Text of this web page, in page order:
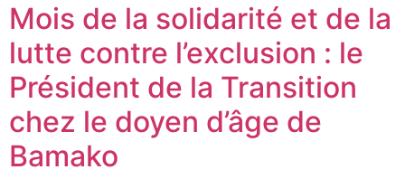
Mois de la solidarité et de la
lutte contre l’exclusion : le
Président de la Transition
chez le doyen d’âge de
Bamako